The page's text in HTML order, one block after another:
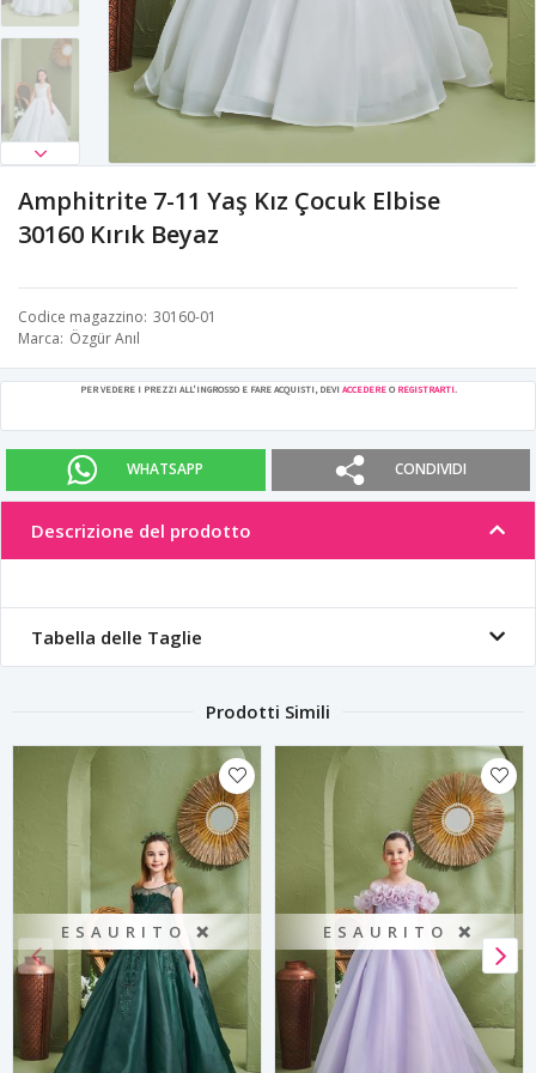
Amphitrite 7-11 Yaş Kız Çocuk Elbise
30160 Kırık Beyaz
Codice magazzino 30160-01
Marca Özgür Anıl
PER VEDERE I PREZZI ALL'INGROSSO E FARE ACQUISTI, DEVI ACCEDEREO REGISTRARTI.
WHATSAPP CONDIVIDI
Descrizione del prodotto
Tabella delle Taglie
Prodotti Simili
ESAURITO ❌